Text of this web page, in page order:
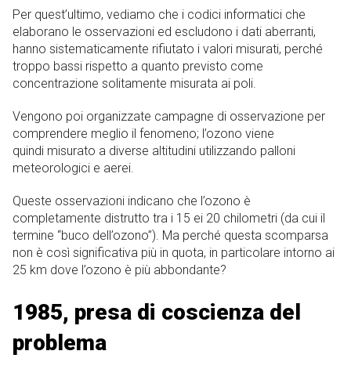
Per quest’ultimo, vediamo che i codici informatici che
elaborano le osservazioni ed escludono i dati aberranti,
hanno sistematicamente rifiutato i valori misurati, perché
troppo bassi rispetto a quanto previsto come
concentrazione solitamente misurata ai poli.
Vengono poi organizzate campagne di osservazione per
comprendere meglio il fenomeno; l’ozono viene
quindi misurato a diverse altitudini utilizzando palloni
meteorologici e aerei.
Queste osservazioni indicano che l’ozono è
completamente distrutto tra i 15 ei 20 chilometri (da cui il
termine “buco dell’ozono”). Ma perché questa scomparsa
non è così significativa più in quota, in particolare intorno ai
25 km dove l’ozono è più abbondante?
1985, presa di coscienza del
problema